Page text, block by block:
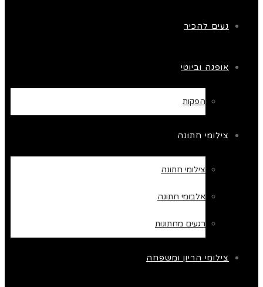
נעים להכיר
אופנה וביוטי
הפקות
צילומי חתונה
צילומי חתונה
אלבומי חתונה
רגעים מחתונות
צילומי הריון ומשפחה